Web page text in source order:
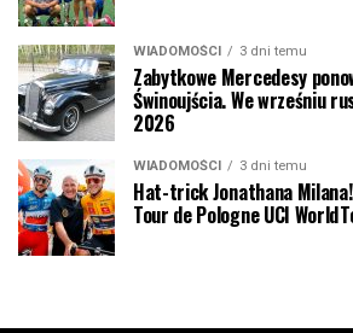
WIADOMOŚCI 3 dni temu
Zabytkowe Mercedesy
Świnoujścia. We wrześniu
2026
WIADOMOŚCI 3 dni temu
Hat-trick Jonathana
Tour de Pologne UCI